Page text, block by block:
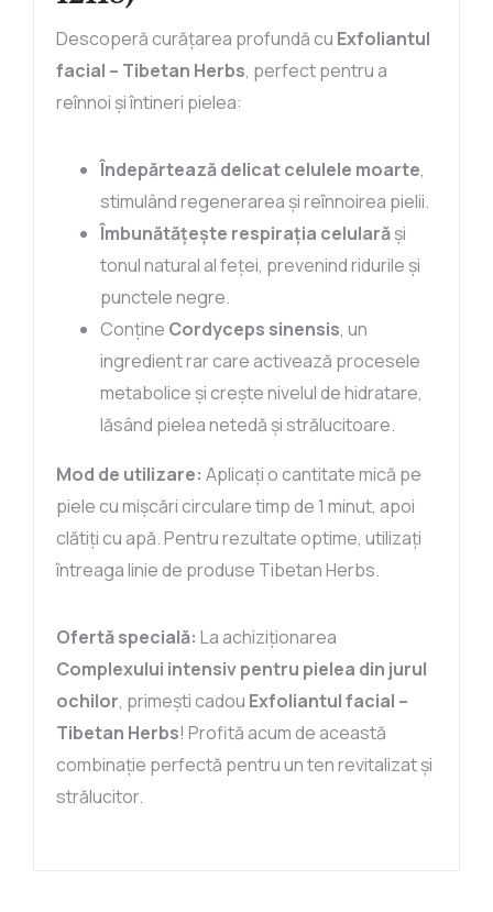
Descoperă curățarea profundă cu Exfoliantul
facial – Tibetan Herbs, perfect pentru a
reînnoi și întineri pielea:
Îndepărtează delicat celulele moarte,
stimulând regenerarea și reînnoirea pielii.
Îmbunătățește respirația celularăși
tonul natural al feței, prevenind ridurile și
punctele negre.
Conține Cordyceps sinensis, un
ingredient rar care activează procesele
metabolice și crește nivelul de hidratare,
lăsând pielea netedă și strălucitoare.
Mod de utilizare: Aplicați o cantitate mică pe
piele cu mișcări circulare timp de 1 minut, apoi
clătiți cu apă. Pentru rezultate optime, utilizați
întreaga linie de produse Tibetan Herbs.
Ofertă specială: La achiziționarea
Complexului intensiv pentru pielea din jurul
ochilor, primești cadou Exfoliantul facial –
Tibetan Herbs! Profită acum de această
combinație perfectă pentru un ten revitalizat și
strălucitor.